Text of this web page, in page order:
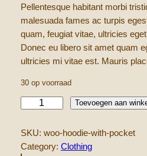
Pellentesque habitant morbi
malesuada fames ac turpis
quam, feugiat vitae, ultricies
Donec eu libero sit amet quam
ultricies mi vitae est. Mauris
30 op voorraad
o
d
Toevoegen aan
SKU: woo-hoodie-with-pocket
Category: Clothing